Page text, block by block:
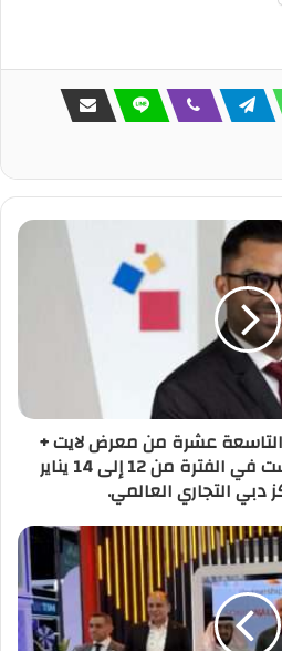
عشرة من معرض لايت +
إنتلجنت بيلدنج ميدل إيست في الفترة من 12 إلى 14 يناير